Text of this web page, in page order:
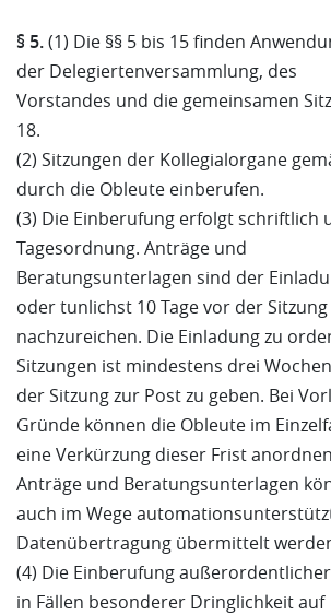
§ 5.(1) Die §§ 5 bis 15 finden
der Delegiertenversammlung, des
Vorstandes und die gemeinsamen
18.
(2) Sitzungen der Kollegialorgane
durch die Obleute einberufen.
(3) Die Einberufung erfolgt schriftlich
Tagesordnung. Anträge und
Beratungsunterlagen sind der
oder tunlichst 10 Tage vor der Sitzung
nachzureichen. Die Einladung zu
Sitzungen ist mindestens drei
der Sitzung zur Post zu geben. Bei
Gründe können die Obleute im
eine Verkürzung dieser Frist
Anträge und Beratungsunterlagen
auch im Wege
Datenübertragung übermittelt
(4) Die Einberufung
in Fällen besonderer Dringlichkeit auf